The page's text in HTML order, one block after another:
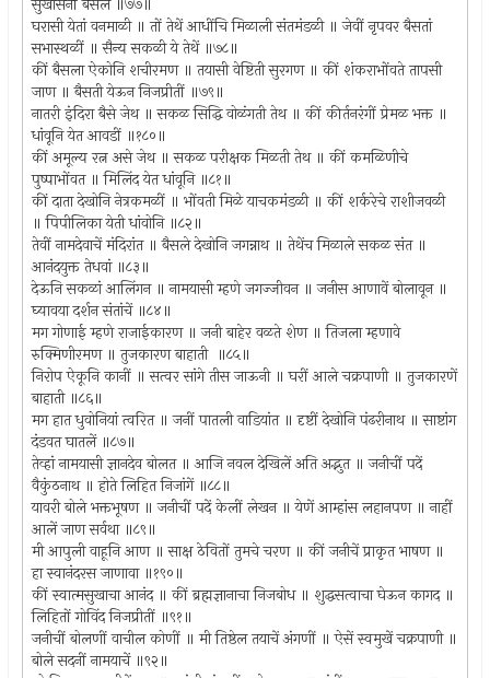
घरासी येतां वनमाळी ॥ तों तेथें आधींचि मिळाली संतमंडळी ॥ जेवीं नृपवर बैसतां
सभास्थळीं ॥ सैन्य सकळी ये तेथें ॥७८॥
कीं बैसला ऐकोनि शचीरमण ॥ तयासी वेष्टिती सुरगण ॥ कीं शंकराभोंवते तापसी
जाण ॥ बैसती येऊन निजप्रीतीं ॥७९॥
नातरी इंदिरा बैसे जेथ ॥ सकळ सिद्धि वोळंगती तेथ ॥ कीं कीर्तनरंगीं प्रेमळ भक्त ॥
धांवूनि येत आवडीं ॥१८०॥
कीं अमूल्य रत्न असे जेथ ॥ सकळ परीक्षक मिळती तेथ ॥ कीं कमळिणीचे
पुष्पाभोंवत ॥ मिलिंद येत धांवूनि ॥८१॥
कीं दाता देखोनि नेत्रकमळीं ॥ भोंवती मिळे याचकमंडळी ॥ कीं शर्करेचे राशीजवळी
॥ पिपीलिका येती धांवोनि ॥८२॥
तेवीं नामदेवाचें मंदिरांत ॥ बैसले देखोनि जगन्नाथ ॥ तेथेंच मिळाले सकळ संत ॥
आनंदयुक्त तेधवां ॥८३॥
देऊनि सकळां आलिंगन ॥ नामयासी म्हणे जगज्जीवन ॥ जनीस आणावें बोलावून ॥
घ्यावया दर्शन संतांचें ॥८४॥
मग गोणाई म्हणे राजाईकारण ॥ जनी बाहेर वळते शेण ॥ तिजला म्हणावे
रुक्मिणीरमण ॥ तुजकारण बाहाती ॥८५॥
निरोप ऐकूनि कानीं ॥ सत्वर सांगे तीस जाऊनी ॥ घरीं आले चक्रपाणी ॥ तुजकारणें
बाहाती ॥८६॥
मग हात धुवोनियां त्वरित ॥ जनीं पातली वाडियांत ॥ दृष्टीं देखोनि पंढरीनाथ ॥ साष्टांग
दंडवत घातलें ॥८७॥
तेव्हां नामयासी ज्ञानदेव बोलत ॥ आजि नवल देखिलें अति अद्भुत ॥ जनीचीं पदें
वैकुंठनाथ ॥ होते लिहित निजांगें ॥८८॥
यावरी बोले भक्तभूषण ॥ जनीचीं पदें केलीं लेखन ॥ येणें आम्हांस लहानपण ॥ नाहीं
आलें जाण सर्वथा ॥८९॥
मी आपुली वाहूनि आण ॥ साक्ष ठेवितों तुमचे चरण ॥ कीं जनीचें प्राकृत भाषण ॥
हा स्वानंदरस जाणावा ॥१९०॥
कीं स्वात्मसुखाचा आनंद ॥ कीं ब्रह्मज्ञानाचा निजबोध ॥ शुद्धसत्वाचा घेऊन कागद ॥
लिहितों गोविंद निजप्रीतीं ॥९१॥
जनीचीं बोलणीं वाचील कोणीं ॥ मी तिष्ठेल तयाचें अंगणीं ॥ ऐसें स्वमुखें चक्रपाणी ॥
बोले सदनीं नामयाचें ॥९२॥